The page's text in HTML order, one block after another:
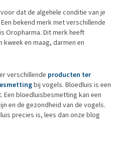
dat de algehele conditie van je
bekend merk met verschillende
Oropharma. Dit merk heeft
en maag, darmen en
verschillende producten ter
bij vogels. Bloedluis is een
bloedluisbesmetting kan een
en de gezondheid van de vogels.
precies is, lees dan onze blog